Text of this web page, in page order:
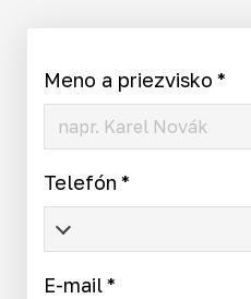
Meno a priezvisko *
Telefón *
E-mail*